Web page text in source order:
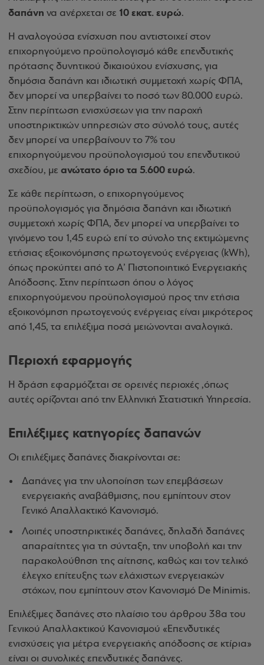
δαπάνη να ανέρχεται σε 10 εκατ. ευρώ.
Η αναλογούσα ενίσχυση που αντιστοιχεί στον
επιχορηγούμενο προϋπολογισμό κάθε επενδυτικής
πρότασης δυνητικού δικαιούχου ενίσχυσης, για
δημόσια δαπάνη και ιδιωτική συμμετοχή χωρίς ΦΠΑ,
δεν μπορεί να υπερβαίνει το ποσό των 80.000 ευρώ.
Στην περίπτωση ενισχύσεων για την παροχή
υποστηρικτικών υπηρεσιών στο σύνολό τους, αυτές
δεν μπορεί να υπερβαίνουν το 7% του
επιχορηγούμενου προϋπολογισμού του επενδυτικού
σχεδίου, με ανώτατο όριο τα 5.600 ευρώ.
Σε κάθε περίπτωση, ο επιχορηγούμενος
προϋπολογισμός για δημόσια δαπάνη και ιδιωτική
συμμετοχή χωρίς ΦΠΑ, δεν μπορεί να υπερβαίνει το
γινόμενο του 1,45 ευρώ επί το σύνολο της εκτιμώμενης
ετήσιας εξοικονόμησης πρωτογενούς ενέργειας (kWh),
όπως προκύπτει από το Α’ Πιστοποιητικό Ενεργειακής
Απόδοσης. Στην περίπτωση όπου ο λόγος
επιχορηγούμενου προϋπολογισμού προς την ετήσια
εξοικονόμηση πρωτογενούς ενέργειας είναι μικρότερος
από 1,45, τα επιλέξιμα ποσά μειώνονται αναλογικά.
Περιοχή εφαρμογής
Η δράση εφαρμόζεται σε ορεινές περιοχές ,όπως
αυτές ορίζονται από την Ελληνική Στατιστική Υπηρεσία.
Επιλέξιμες κατηγορίες δαπανών
Οι επιλέξιμες δαπάνες διακρίνονται σε:
Δαπάνες για την υλοποίηση των επεμβάσεων
ενεργειακής αναβάθμισης, που εμπίπτουν στον
Γενικό Απαλλακτικό Κανονισμό.
Λοιπές υποστηρικτικές δαπάνες, δηλαδή δαπάνες
απαραίτητες για τη σύνταξη, την υποβολή και την
παρακολούθηση της αίτησης, καθώς και τον τελικό
έλεγχο επίτευξης των ελάχιστων ενεργειακών
στόχων, που εμπίπτουν στον Κανονισμό De Minimis.
Επιλέξιμες δαπάνες στο πλαίσιο του άρθρου 38α του
Γενικού Απαλλακτικού Κανονισμού «Επενδυτικές
ενισχύσεις για μέτρα ενεργειακής απόδοσης σε κτίρια»
είναι οι συνολικές επενδυτικές δαπάνες.